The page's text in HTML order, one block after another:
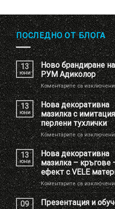
ПОСЛЕДНО ОТ БЛОГА
13
юни
Ново брандиране
РУМ Адиколор
Коментарите са изключени
13
юни
Нова декоративна
мазилка с
перлени тухлички
Коментарите са изключени
13
юни
Нова декоративна
мазилка – кръгове
ефект с VELE
Коментарите са изключени
09
Презентация и